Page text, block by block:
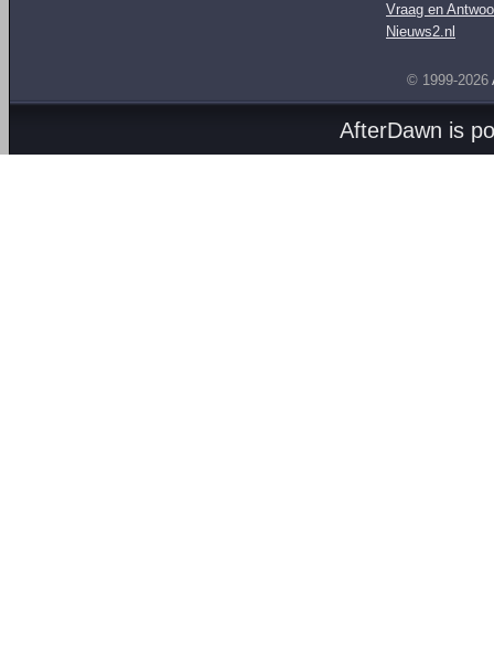
Vraag en
Nieuws2.nl
© 1999-2026
AfterDawn is